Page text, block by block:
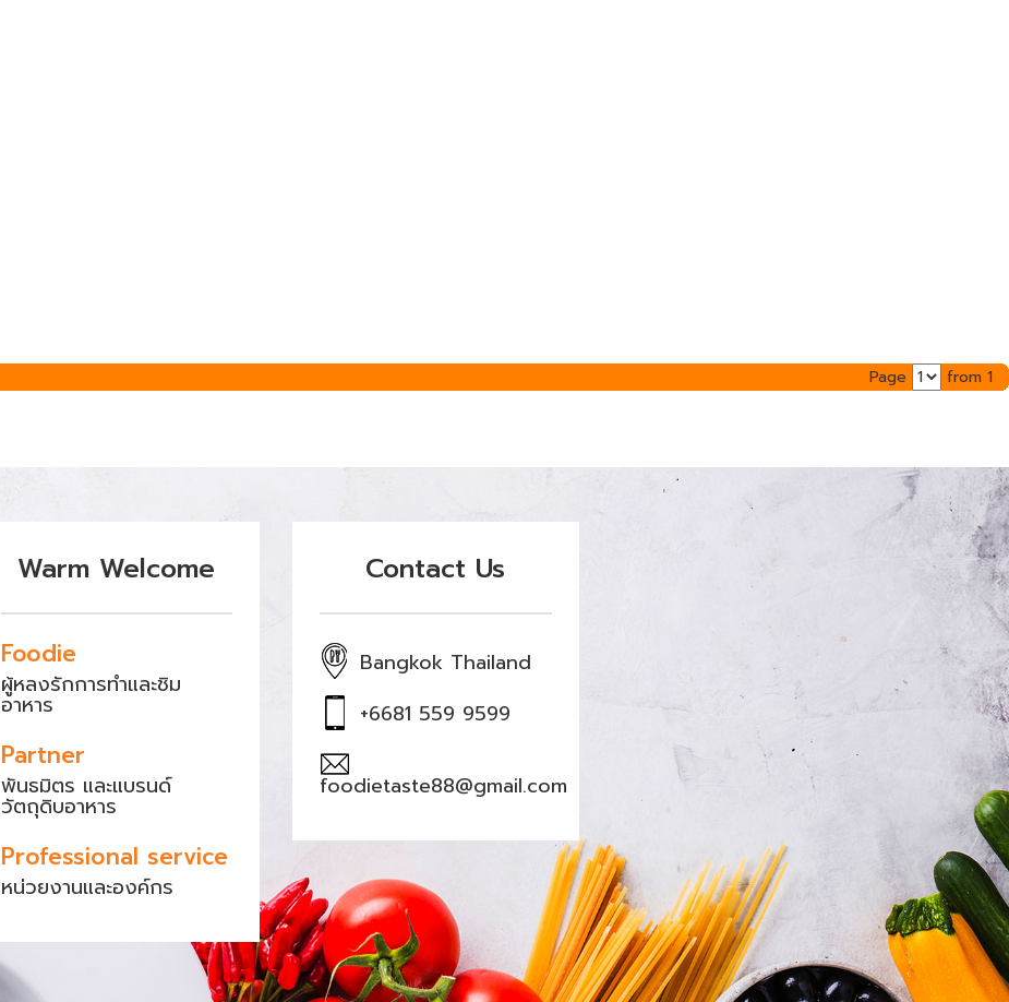
Page from 1
Warm Welcome
Foodie
ผู้หลงรักการทำและชิม
อาหาร
Partner
พันธมิตร และแบรนด์
วัตถุดิบอาหาร
Professional service
หน่วยงานและองค์กร
Contact Us
Bangkok Thailand
+6681 559 9599
foodietaste88@gmail.com